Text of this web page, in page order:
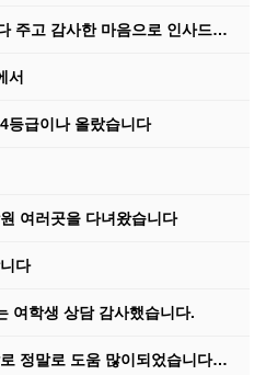
주고 감사한 마음으로 인사드…
서
등급이나 올랐습니다
여러곳을 다녀왔습니다
다
여학생 상담 감사했습니다.
정말로 도움 많이되었습니다…